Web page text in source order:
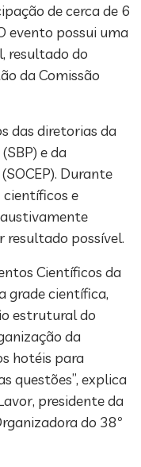
de cerca de 6
evento possui uma
resultado do
da Comissão
das diretorias da
e da
Durante
científicos e
possível.
Científicos da
grade científica,
estrutural do
da
hotéis para
questões”, explica
presidente da
do 38º